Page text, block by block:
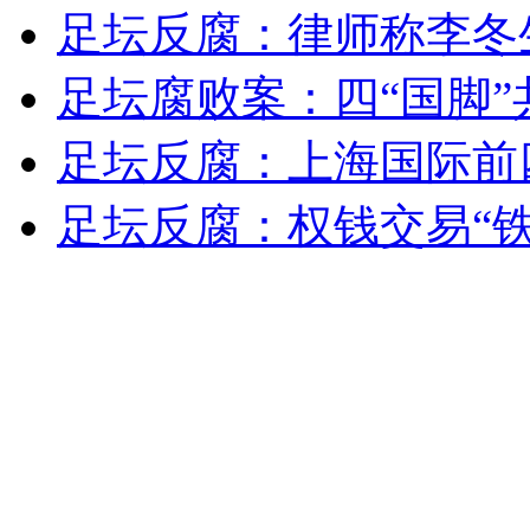
消防员救轻生者 花炮节热闹非凡 减压"枕头大战"
足坛反腐：律师称李
足坛腐败案：四“国脚
足坛反腐：上海国际
足坛反腐：权钱交易“